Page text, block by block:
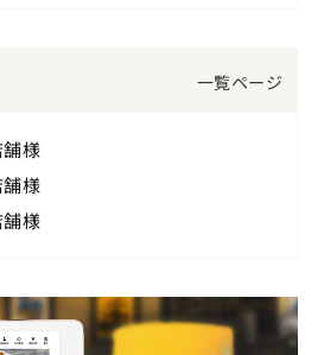
一覧ページ
様
様
様